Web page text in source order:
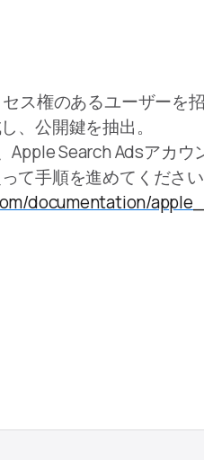
ス権のあるユーザーを招
、公開鍵を抽出。
Apple Search Adsアカウ
て手順を進めてくださ
documentation/